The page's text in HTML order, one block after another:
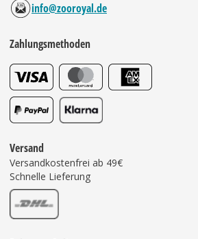
info@zooroyal.de
Zahlungsmethoden
Versand
Versandkostenfrei ab 49€
Schnelle Lieferung